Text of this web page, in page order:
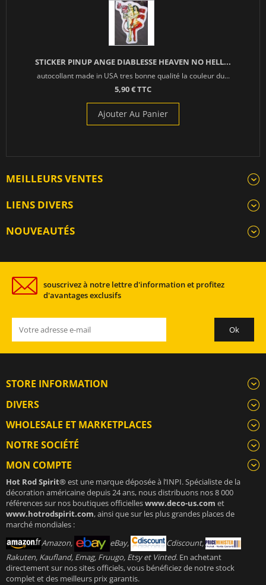
STICKER PINUP ANGE DIABLESSE HEAVEN NO HELL...
autocollant made in USA tres bonne qualité la couleur du...
5,90 € TTC
Ajouter Au Panier
MEILLEURS VENTES
LIENS DIVERS
NOUVEAUTÉS
souscrivez à notre lettre d'information et profitez
d'avantages exclusifs
STORE INFORMATION
DIVERS
WHOLESALE ET MARKETPLACES
NOTRE SOCIÉTÉ
MON COMPTE
Hot Rod Spirit®est une marque déposée à l’INPI. Spécialiste de la
décoration américaine depuis 24 ans, nous distribuons nos 8 000
références sur nos boutiques officielleswww.deco-us.com et
www.hotrodspirit.com, ainsi que sur les plus grandes places de
marché mondiales :
Amazon,
eBay,
Cdiscount,
Rakuten, Kaufland, Emag, Fruugo, Etsy et Vinted. En achetant
directement sur nos sites officiels, vous bénéficiez de notre stock
complet et des meilleurs prix garantis.